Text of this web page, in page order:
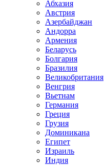
Абхазия
Австрия
Азербайджан
Андорра
Армения
Беларусь
Болгария
Бразилия
Великобритания
Венгрия
Вьетнам
Германия
Греция
Грузия
Доминикана
Египет
Израиль
Индия